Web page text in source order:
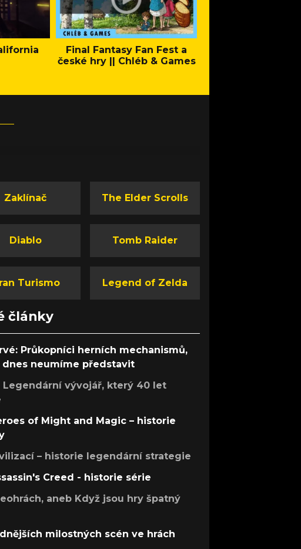
Final Fantasy Fan Fest a
české hry || Chléb & Games
Zaklínač The Elder Scrolls
Diablo Tomb Raider
Turismo Legend of Zelda
články
Průkopníci herních mechanismů,
dnes neumíme představit
Legendární vývojář, který 40 let
of Might and Magic – historie
– historie legendární strategie
Creed - historie série
aneb Když jsou hry špatný
milostných scén ve hrách